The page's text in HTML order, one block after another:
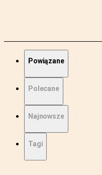
Powiązane
Polecane
Najnowsze
Tagi